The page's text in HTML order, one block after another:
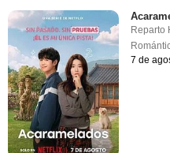
Reparto
7 de